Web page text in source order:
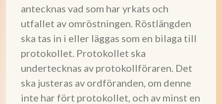
antecknas vad som har yrkats och
utfallet av omröstningen. Röstlängden
ska tas in i eller läggas som en bilaga till
protokollet. Protokollet ska
undertecknas av protokollföraren. Det
ska justeras av ordföranden, om denne
inte har fört protokollet, och av minst en